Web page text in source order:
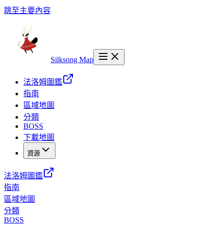
跳至主要內容
Silksong Map
法洛姆圖鑑
指南
區域地圖
分類
BOSS
下載地圖
資源
法洛姆圖鑑
指南
區域地圖
分類
BOSS